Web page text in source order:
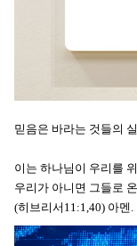
믿음은 바라는 것들의
이는 하나님이 우리를
우리가 아니면 그들로
(히브리서11:1,40) 아멘.